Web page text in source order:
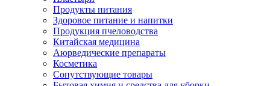
Продукты питания
Здоровое питание и напитки
Продукция пчеловодства
Китайская медицина
Аюрведические препараты
Косметика
Сопутствующие товары